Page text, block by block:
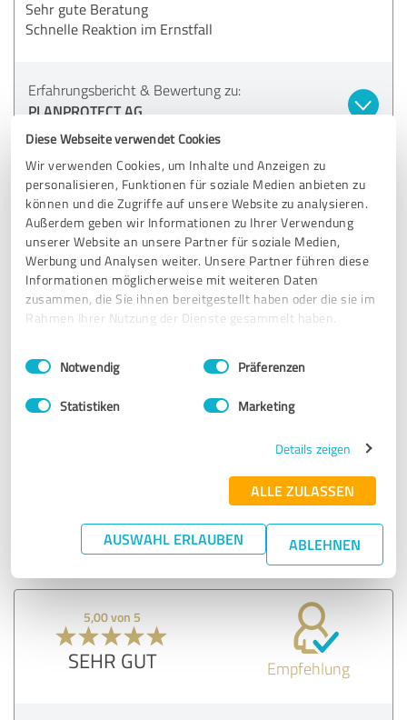
Diese Webseite verwendet Cookies
Wir verwenden Cookies, um Inhalte und Anzeigen zu
personalisieren, Funktionen für soziale Medien anbieten zu
können und die Zugriffe auf unsere Website zu analysieren.
Außerdem geben wir Informationen zu Ihrer Verwendung
unserer Website an unsere Partner für soziale Medien,
Werbung und Analysen weiter. Unsere Partner führen diese
Informationen möglicherweise mit weiteren Daten
zusammen, die Sie ihnen bereitgestellt haben oder die sie im
Rahmen Ihrer Nutzung der Dienste gesammelt haben.
Impressum Datenschutzbestimmungen
Einwilligungsauswahl
Notwendig Präferenzen
Statistiken Marketing
Details zeigen
ALLE ZULASSEN
AUSWAHL ERLAUBEN ABLEHNEN
Sehr gute Beratung
Schnelle Reaktion im Ernstfall
Erfahrungsbericht & Bewertung zu:
PLANPROTECT AG
5,00 von 5
SEHR GUT Empfehlung
Wir nutzen seit 2022 den Service von Planprotect in
unserer Niederlassung in Halle/Saale und sind sehr
weiterempfehlen! Die Betreuung durch den
Das selbe gilt auch für die Kundenhotline, eine schnelle
26.04.2023 B.B.F. G.
5,00 von 5
SEHR GUT Empfehlung